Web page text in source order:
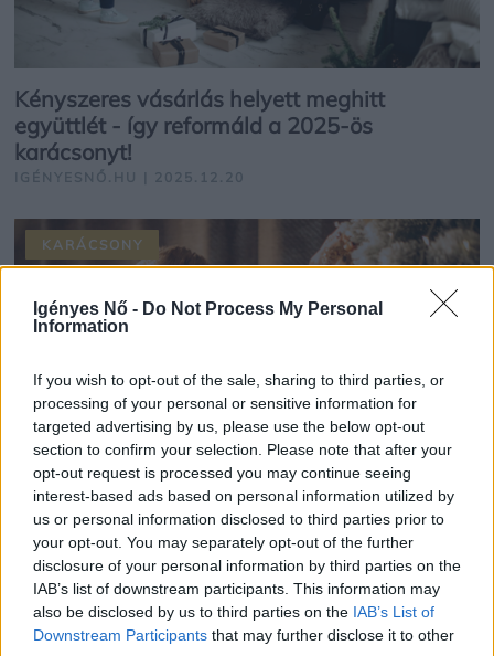
Igényes Nő - Do Not Process My Personal
Information
If you wish to opt-out of the sale, sharing to third parties, or
processing of your personal or sensitive information for
targeted advertising by us, please use the below opt-out
section to confirm your selection. Please note that after your
opt-out request is processed you may continue seeing
interest-based ads based on personal information utilized by
us or personal information disclosed to third parties prior to
your opt-out. You may separately opt-out of the further
disclosure of your personal information by third parties on the
IAB’s list of downstream participants. This information may
also be disclosed by us to third parties on the IAB’s List of
Downstream Participants that may further disclose it to other
Kényszeres vásárlás helyett meghitt
együttlét - így reformáld a 2025-ös
karácsonyt!
IGÉNYESNŐ.HU | 2025.12.20
Első közös karácsony? Mutatjuk, hogy ne
fulladjon káoszba az ünnep!
IGÉNYESNŐ.HU | 2025.12.18
KARÁCSONY